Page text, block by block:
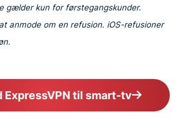
gælder kun for førstegangskunder.
anmode om en refusion. iOS-refusioner
ExpressVPN til smart-tv